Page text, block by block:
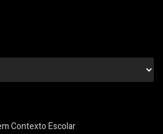
Contexto Escolar